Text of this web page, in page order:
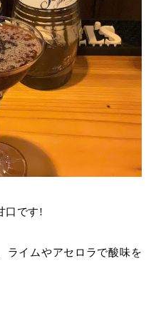
口です!
ライムやアセロラで酸味を